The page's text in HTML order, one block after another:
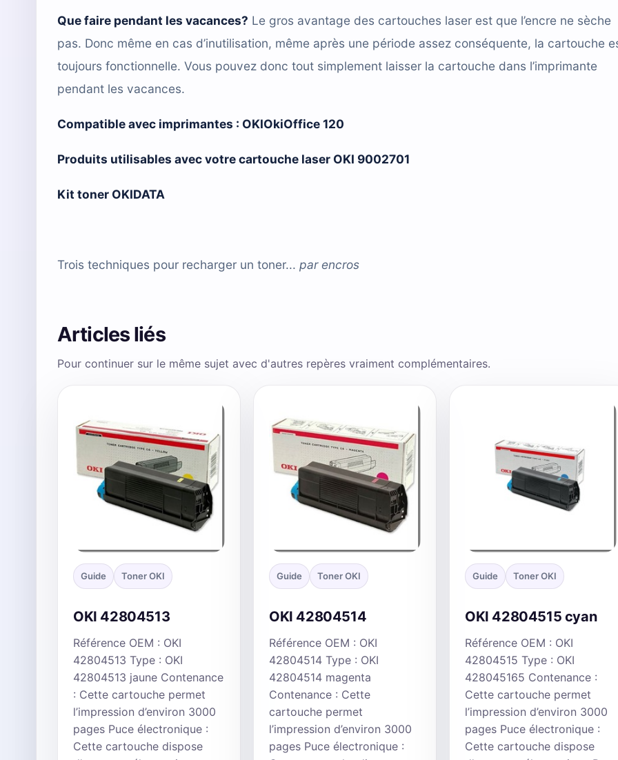
Que faire pendant les vacances? Le gros avantage des cartouches laser est que l’encre ne sèche
pas. Donc même en cas d’inutilisation, même après une période assez conséquente, la cartouche
toujours fonctionnelle. Vous pouvez donc tout simplement laisser la cartouche dans l’imprimante
pendant les vacances.
Compatible avec imprimantes : OKIOkiOffice 120
Produits utilisables avec votre cartouche laser OKI 9002701
Kit toner OKIDATA
Trois techniques pour recharger un toner... parencros
Articles liés
Pour continuer sur le même sujet avec d'autres repères vraiment complémentaires.
Guide Toner OKI
OKI 42804513
Référence OEM : OKI
42804513 Type : OKI
42804513 jaune Contenance
: Cette cartouche permet
l’impression d’environ 3000
pages Puce électronique :
Cette cartouche dispose
Guide Toner OKI
OKI 42804514
Référence OEM : OKI
42804514 Type : OKI
42804514 magenta
Contenance : Cette
cartouche permet
l’impression d’environ 3000
pages Puce électronique :
Guide Toner OKI
OKI 42804515 cyan
Référence OEM : OKI
42804515 Type : OKI
428045165 Contenance :
Cette cartouche permet
l’impression d’environ 3000
pages Puce électronique :
Cette cartouche dispose